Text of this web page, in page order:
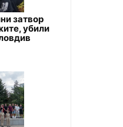
затвор
убили